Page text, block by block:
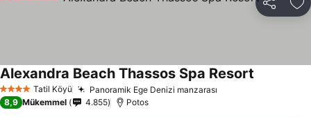
Paylaş
4 Yıldız Tatil Köyü Panoramik Ege Denizi manzarası
Alexandra Beach Thassos Spa Resort
8,9 Mükemmel 4.855 Potos